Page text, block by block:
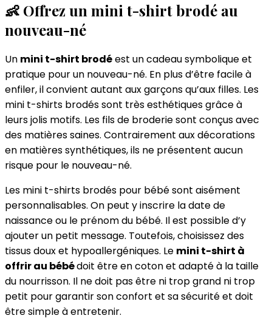
👶 Offrez un mini t-shirt brodé au
nouveau-né
Un mini t-shirt brodéest un cadeau symbolique et
pratique pour un nouveau-né. En plus d’être facile à
enfiler, il convient autant aux garçons qu’aux filles. Les
mini t-shirts brodés sont très esthétiques grâce à
leurs jolis motifs. Les fils de broderie sont conçus avec
des matières saines. Contrairement aux décorations
en matières synthétiques, ils ne présentent aucun
risque pour le nouveau-né.
Les mini t-shirts brodés pour bébé sont aisément
personnalisables. On peut y inscrire la date de
naissance ou le prénom du bébé. Il est possible d’y
ajouter un petit message. Toutefois, choisissez des
tissus doux et hypoallergéniques. Le mini t-shirt à
offrir au bébédoit être en coton et adapté à la taille
du nourrisson. Il ne doit pas être ni trop grand ni trop
petit pour garantir son confort et sa sécurité et doit
être simple à entretenir.